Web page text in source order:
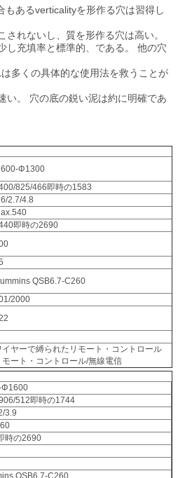
もあるverticalityを形作る穴は習得し
されないし、質を形作る穴は高い。
し充填率と標準的、である。 他の穴
多くの具体的な使用法を救うことが
い。 穴の底の鋭い泥は約に明確であ
Φ1300
825/466即時の1583
2.7/4.8
即時の2690
QSB6.7-C260
2000
イヤーで縛られたリモート・コントロール
モート・コントロール/無線電信
512即時の1744
3.9
時の2690